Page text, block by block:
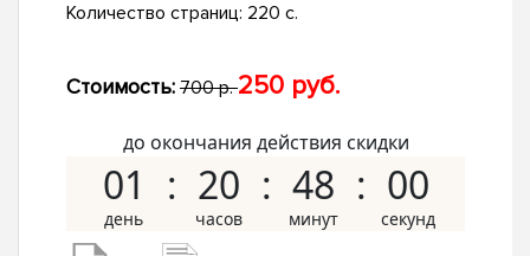
Количество страниц: 220 с.
Стоимость: 700 р.250 руб.
до окончания действия скидки
01 20 47 59